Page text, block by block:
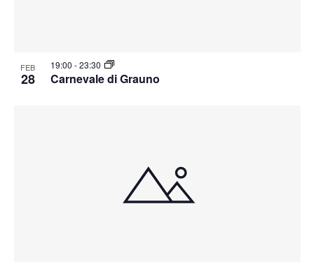
FEB
28 Carnevale di Grauno
19:00 -23:30